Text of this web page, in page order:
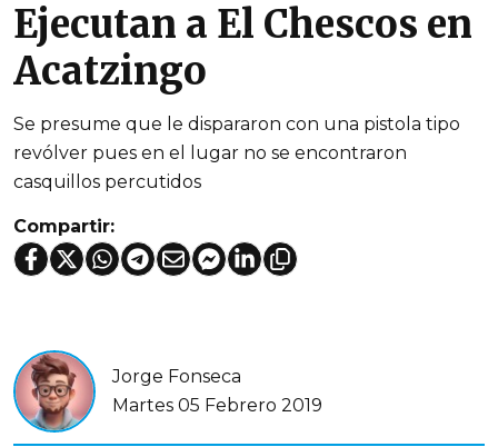
Ejecutan a El Chescos en
Acatzingo
Se presume que le dispararon con una pistola tipo
revólver pues en el lugar no se encontraron
casquillos percutidos
Compartir:
Jorge Fonseca
Martes 05 Febrero 2019